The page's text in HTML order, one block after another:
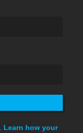
Learn how your